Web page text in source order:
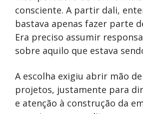
consciente. A partir dali,
bastava apenas fazer parte
Era preciso assumir
sobre aquilo que estava
A escolha exigiu abrir mão
projetos, justamente para
e atenção à construção da